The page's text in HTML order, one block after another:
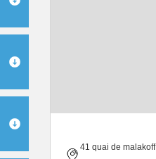
41 quai de malakoff